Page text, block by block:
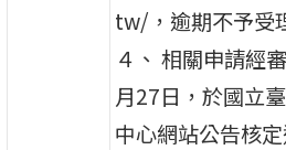
tw/，逾期不予受
４、 相關申請經
月27日，於國立
中心網站公告核